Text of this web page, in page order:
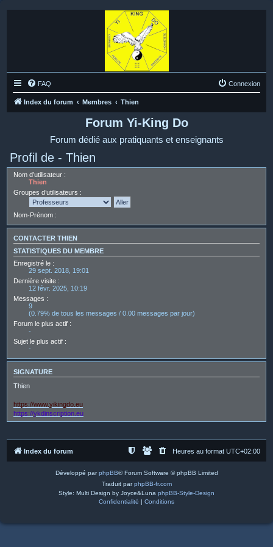
FAQ Connexion
Index du forum Membres Thien
Forum Yi-King Do
Forum dédié aux pratiquants et enseignants
Profil de - Thien
Nom d’utilisateur :
Thien
Groupes d’utilisateurs :
Nom-Prénom :
CONTACTER THIEN
STATISTIQUES DU MEMBRE
Enregistré le :
29 sept. 2018, 19:01
Dernière visite :
12 févr. 2025, 10:19
Messages :
9
(0.79% de tous les messages / 0.00 messages par jour)
Forum le plus actif :
-
Sujet le plus actif :
-
SIGNATURE
Thien
https://www.yikingdo.eu
https://ykdinscription.eu
Index du forum Heures au format UTC+02:00
Développé parphpBB® Forum Software © phpBB Limited
Traduit parphpBB-fr.com
Style: Multi Design by Joyce&Luna phpBB-Style-Design
Confidentialité
Conditions